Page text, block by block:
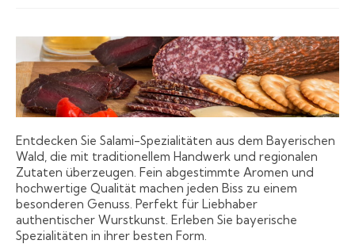
Wandern
Wellness
Entdecken Sie Salami-Spezialitäten aus dem Bayerischen
Wald, die mit traditionellem Handwerk und regionalen
Zutaten überzeugen. Fein abgestimmte Aromen und
hochwertige Qualität machen jeden Biss zu einem
besonderen Genuss. Perfekt für Liebhaber
authentischer Wurstkunst. Erleben Sie bayerische
Spezialitäten in ihrer besten Form.